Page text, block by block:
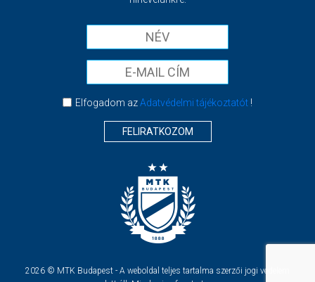
Elfogadom azAdatvédelmi tájékoztatót!
FELIRATKOZOM
2026 © MTK Budapest - A weboldal teljes tartalma szerzői jogi védelem